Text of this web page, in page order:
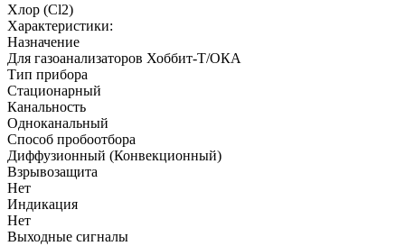
Хлор (Cl2)
Характеристики:
Назначение
Для газоанализаторов Хоббит-Т/ОКА
Тип прибора
Стационарный
Канальность
Одноканальный
Способ пробоотбора
Диффузионный (Конвекционный)
Взрывозащита
Нет
Индикация
Нет
Выходные сигналы